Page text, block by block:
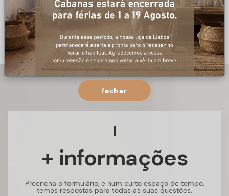
+ informações
Preencha o formulário, e num curto espaço de tempo,
temos respostas para todas as suas questões.
fechar